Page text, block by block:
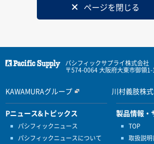
ページを閉じる
パシフィックサプライ株式会社
〒574-0064 大阪府大東市御領
KAWAMURAグループ 川村義肢株
Pニュース&トピックス
パシフィックニュース
パシフィックニュースについて
製品情報・
TOP
取扱説明